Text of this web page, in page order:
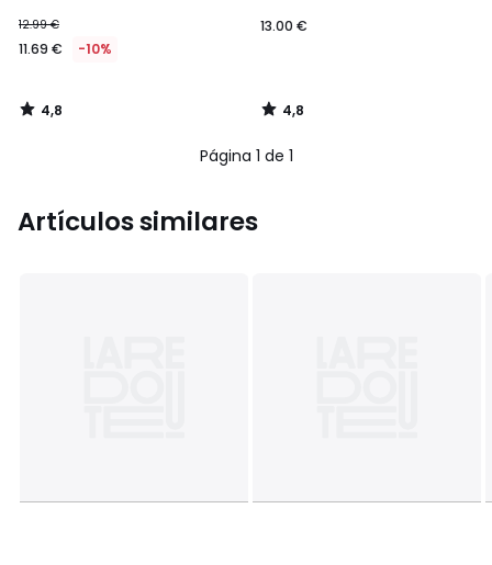
12.99 €
11.69 € -10%
4,8
/
13.00 €
4,8
/
Página 1 de 1
Artículos similares